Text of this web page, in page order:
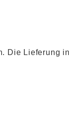
Die Lieferung